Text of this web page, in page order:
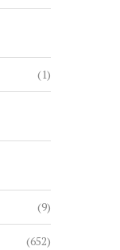
(1)
(9)
(652)